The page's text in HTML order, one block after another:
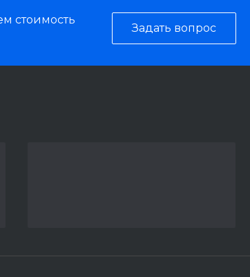
стоимость
Задать вопрос